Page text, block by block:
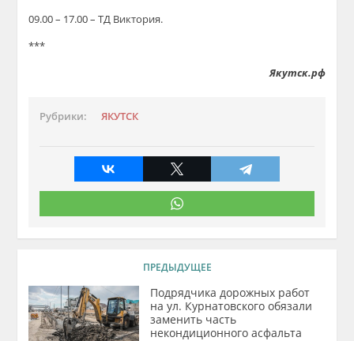
09.00 – 17.00 – ТД Виктория.
***
Якутск.рф
Рубрики: ЯКУТСК
ПРЕДЫДУЩЕЕ
Подрядчика дорожных работ
на ул. Курнатовского обязали
заменить часть
некондиционного асфальта